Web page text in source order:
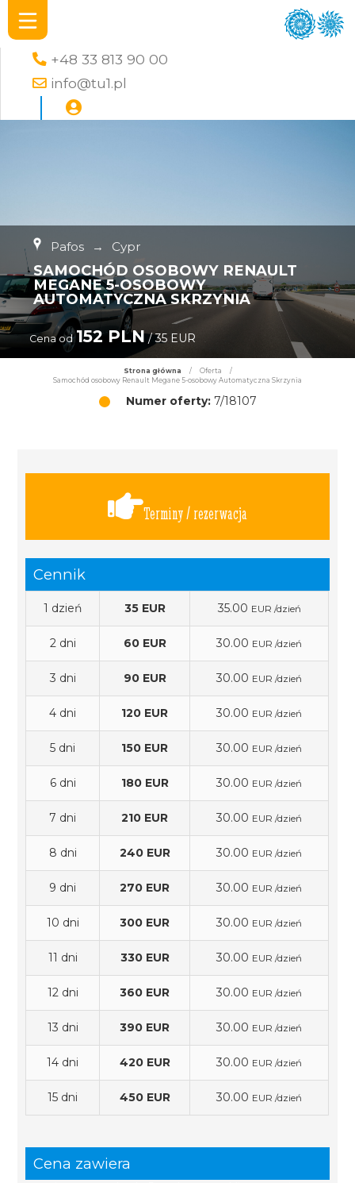
+48 33 813 90 00
info@tu1.pl
Pafos → Cypr
SAMOCHÓD OSOBOWY RENAULT
MEGANE 5-OSOBOWY
AUTOMATYCZNA SKRZYNIA
Cena od 152 PLN/ 35 EUR
Strona główna / Oferta
/
Samochód osobowy Renault Megane 5-osobowy Automatyczna Skrzynia
Numer oferty:7/18107
Terminy / rezerwacja
Cennik
1 dzień 35 EUR 35.00 EUR /dzień
2 dni 60 EUR 30.00 EUR /dzień
3 dni 90 EUR 30.00 EUR /dzień
4 dni 120 EUR 30.00 EUR /dzień
5 dni 150 EUR 30.00 EUR /dzień
6 dni 180 EUR 30.00 EUR /dzień
7 dni 210 EUR 30.00 EUR /dzień
8 dni 240 EUR 30.00 EUR /dzień
9 dni 270 EUR 30.00 EUR /dzień
10 dni 300 EUR 30.00 EUR /dzień
11 dni 330 EUR 30.00 EUR /dzień
12 dni 360 EUR 30.00 EUR /dzień
13 dni 390 EUR 30.00 EUR /dzień
14 dni 420 EUR 30.00 EUR /dzień
15 dni 450 EUR 30.00 EUR /dzień
Cena zawiera